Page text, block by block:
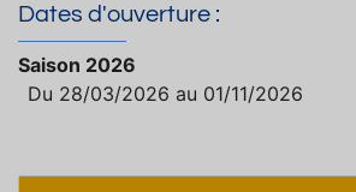
Dates d'ouverture :
Saison 2026
Du 28/03/2026 au 01/11/2026